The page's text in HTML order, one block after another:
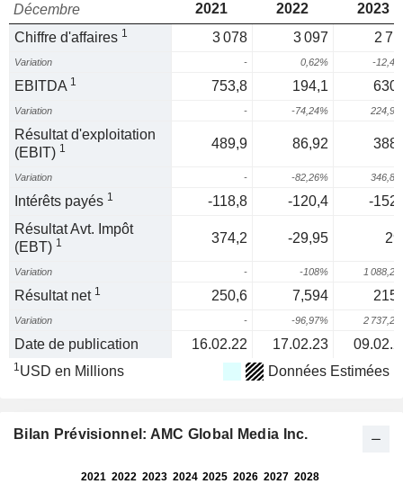
Décembre
2021 2022
2023
Chiffre d'affaires 1 3 078 3 097 2
Variation - 0,62% -
EBITDA 1 753,8 194,1
Variation - -74,24%
Résultat d'exploitation
(EBIT) 1 489,9 86,92
Variation - -82,26%
Intérêts payés 1 -118,8 -120,4
-
Résultat Avt. Impôt
(EBT) 1 374,2 -29,95
Variation - -108% 1
Résultat net 1 250,6 7,594
Variation - -96,97% 2
Date de publication 16.02.22 17.02.23
1USD en Millions Données Estimées
Bilan Prévisionnel: AMC Global Media Inc.